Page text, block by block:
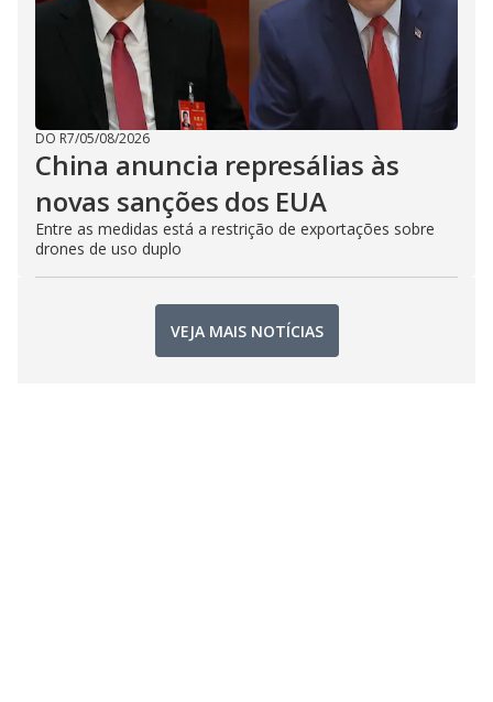
DO R7/05/08/2026
China anuncia represálias às
novas sanções dos EUA
Entre as medidas está a restrição de exportações sobre
drones de uso duplo
VEJA MAIS NOTÍCIAS